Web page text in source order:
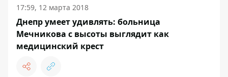
17:59, 12 марта 2018
Днепр умеет удивлять: больница
Мечникова с высоты выглядит как
медицинский крест